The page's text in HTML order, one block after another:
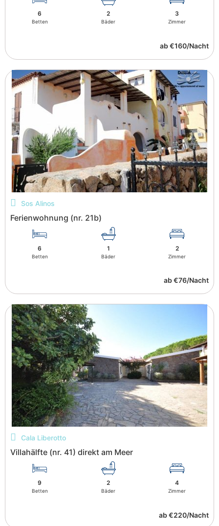
6
Betten
2
Bäder
3
Zimmer
ab €160/Nacht
Sos Alinos
Ferienwohnung (nr. 21b)
6
Betten
1
Bäder
2
Zimmer
ab €76/Nacht
Cala Liberotto
Villahälfte (nr. 41) direkt am Meer
9
Betten
2
Bäder
4
Zimmer
ab €220/Nacht